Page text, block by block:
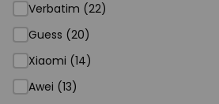
Verbatim (22)
Guess (20)
Xiaomi (14)
Awei (13)